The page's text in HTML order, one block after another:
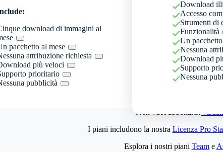
download di immagini al
pacchetto al mese
attribuzione richiesta
più veloci
prioritario
pubblicità
Download
Accesso
Strumenti di
Funzionalità
Un
Nessuna
Download
Supporto
Nessuna
Non vuoi abbonarti?
I piani includono la nostra Licenza Pro
Esplora i nostri piani Teame